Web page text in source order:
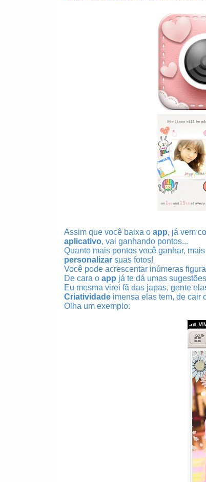
Assim que você baixa o app, já vem
aplicativo, vai ganhando pontos...
Quanto mais pontos você ganhar,
personalizarsuas fotos!
Você pode acrescentar inúmeras
De cara o app já te dá umas
Eu mesma virei fã das japas, gente
Criatividadeimensa elas tem, de cair
Olha um exemplo: